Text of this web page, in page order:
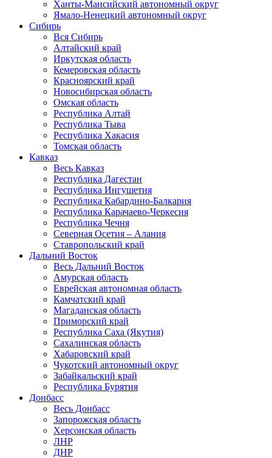
Ханты-Мансийский автономный округ
Ямало-Ненецкий автономный округ
Сибирь
Вся Сибирь
Алтайский край
Иркутская область
Кемеровская область
Красноярский край
Новосибирская область
Омская область
Республика Алтай
Республика Тыва
Республика Хакасия
Томская область
Кавказ
Весь Кавказ
Республика Дагестан
Республика Ингушетия
Республика Кабардино-Балкария
Республика Карачаево-Черкесия
Республика Чечня
Северная Осетия – Алания
Ставропольский край
Дальний Восток
Весь Дальний Восток
Амурская область
Еврейская автономная область
Камчатский край
Магаданская область
Приморский край
Республика Саха (Якутия)
Сахалинская область
Хабаровский край
Чукотский автономный округ
Забайкальский край
Республика Бурятия
Донбасс
Весь Донбасс
Запорожская область
Херсонская область
ЛНР
ДНР